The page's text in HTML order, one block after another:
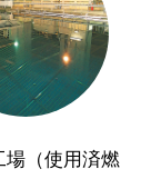
場（使用済燃